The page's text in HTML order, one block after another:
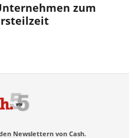
zum
Newslettern von Cash.